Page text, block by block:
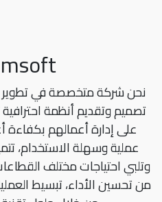
نحن شركة متخصصة في تطوير
تصميم وتقديم أنظمة
على إدارة أعمالهم بكفاءة
عملية وسهلة الاستخدام،
وتلبي احتياجات مختلف
من تحسين الأداء، تبسيط